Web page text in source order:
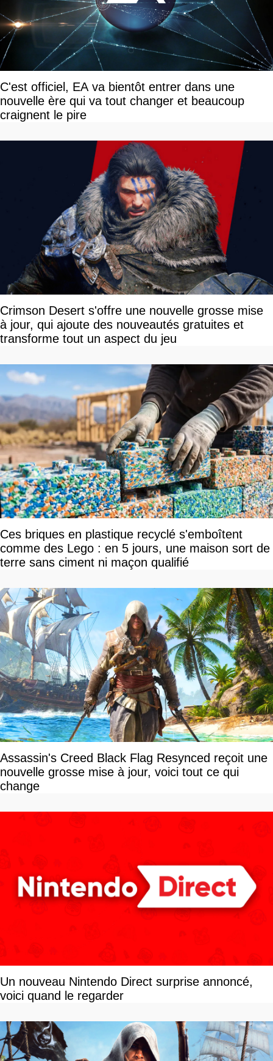
C'est officiel, EA va bientôt entrer dans une
nouvelle ère qui va tout changer et beaucoup
craignent le pire
Crimson Desert s'offre une nouvelle grosse mise
à jour, qui ajoute des nouveautés gratuites et
transforme tout un aspect du jeu
Ces briques en plastique recyclé s'emboîtent
comme des Lego : en 5 jours, une maison sort de
terre sans ciment ni maçon qualifié
Assassin's Creed Black Flag Resynced reçoit une
nouvelle grosse mise à jour, voici tout ce qui
change
Un nouveau Nintendo Direct surprise annoncé,
voici quand le regarder